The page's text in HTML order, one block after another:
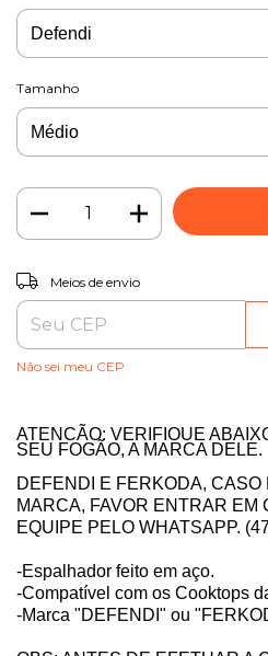
Tamanho
Entregas para o CEP:
Meios de envio
Não sei meu CEP
ATENÇÃO: VERIFIQUE
SEU FOGÃO, A MARCA DELE.
DEFENDI E FERKODA, CASO
MARCA, FAVOR ENTRAR EM
EQUIPE PELO WHATSAPP.
-Espalhador feito em aço.
-Compatível com os Cooktops
-Marca "DEFENDI" ou